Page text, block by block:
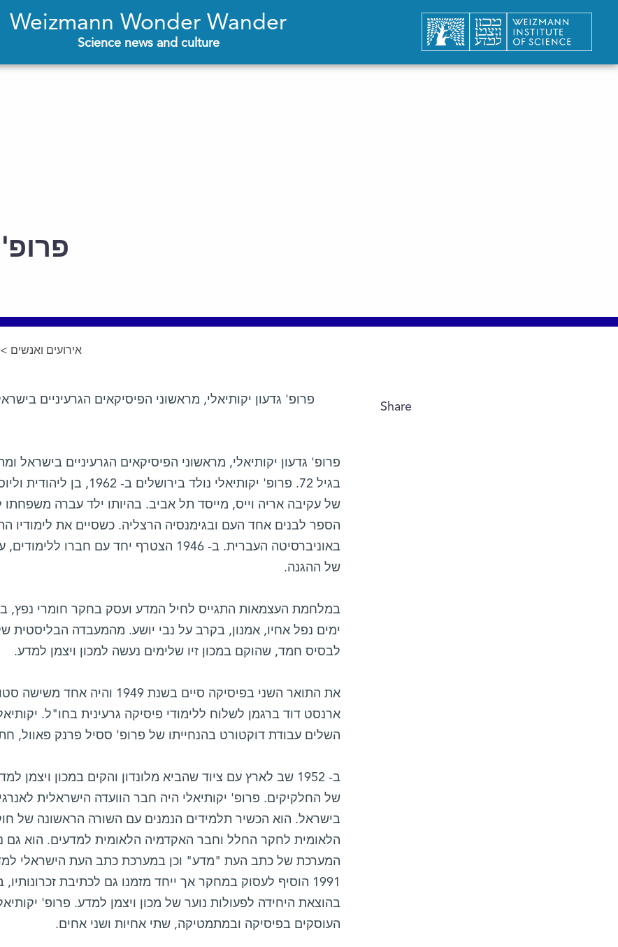
Weizmann Wonder Wander
Science news and culture
פרופ'
אירועים ואנשים >
Share
פרופ' גדעון יקותיאלי, מראשוני הפיסיקאים הגרעיניים
פרופ' גדעון יקותיאלי, מראשוני הפיסיקאים הגרעיניים
בגיל 72. פרופ' יקותיאלי נולד
של עקיבה אריה וייס, מייסד תל אביב. בהיותו ילד עברה
הספר לבנים אחד העם ובגימנסיה הרצליה. כשסיים את לימודיו
באוניברסיטה העברית. ב- 1946 הצטרף יחד עם
של ההגנה.
במלחמת העצמאות התגייס לחיל המדע ועסק בחקר חומרי נפץ,
ימים נפל אחיו, אמנון, בקרב על נבי יושע. מהמעבדה הבליסטית
לבסיס חמד, שהוקם במכון זיו שלימים נעשה למכון ויצמן למדע.
את התואר השני בפיסיקה סיים בשנת
ארנסט דוד ברגמן לשלוח ללימודי פיסיקה גרעינית בחו"ל.
השלים עבודת דוקטורט בהנחייתו של פרופ' ססיל פרנק פאוול, חתן
ב- 1952 שב לארץ עם ציוד שהביא מלונדון והקים במכון
של החלקיקים. פרופ' יקותיאלי היה חבר הוועדה הישראלית
בישראל. הוא הכשיר תלמידים הנמנים עם השורה הראשונה של
הלאומית לחקר החלל וחבר האקדמיה הלאומית למדעים. הוא גם
המערכת של כתב העת "מדע" וכן במערכת כתב העת הישראלי
1991 הוסיף לעסוק במחקר אך ייחד מזמנו גם לכתיבת
בהוצאת היחידה לפעולות נוער של מכון ויצמן למדע. פרופ'
העוסקים בפיסיקה ובמתמטיקה, שתי אחיות ושני אחים.